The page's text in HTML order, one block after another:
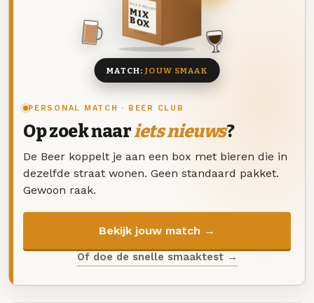
PERSONAL MATCH · BEER CLUB
Op zoek naariets nieuws?
De Beer koppelt je aan een box met bieren die in
dezelfde straat wonen. Geen standaard pakket.
Gewoon raak.
Bekijk jouw match →
Of doe de snelle smaaktest →
DEZE MAAND
MIX
BOX
8 BIEREN
MATCH:JOUW SMAAK